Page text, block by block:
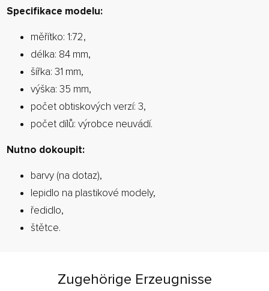
Specifikace modelu:
měřítko: 1:72,
délka: 84 mm,
šířka: 31 mm,
výška: 35 mm,
počet obtiskových verzí: 3,
počet dílů: výrobce neuvádí.
Nutno dokoupit:
barvy (na dotaz),
lepidlo na plastikové modely,
ředidlo,
štětce.
Zugehörige Erzeugnisse